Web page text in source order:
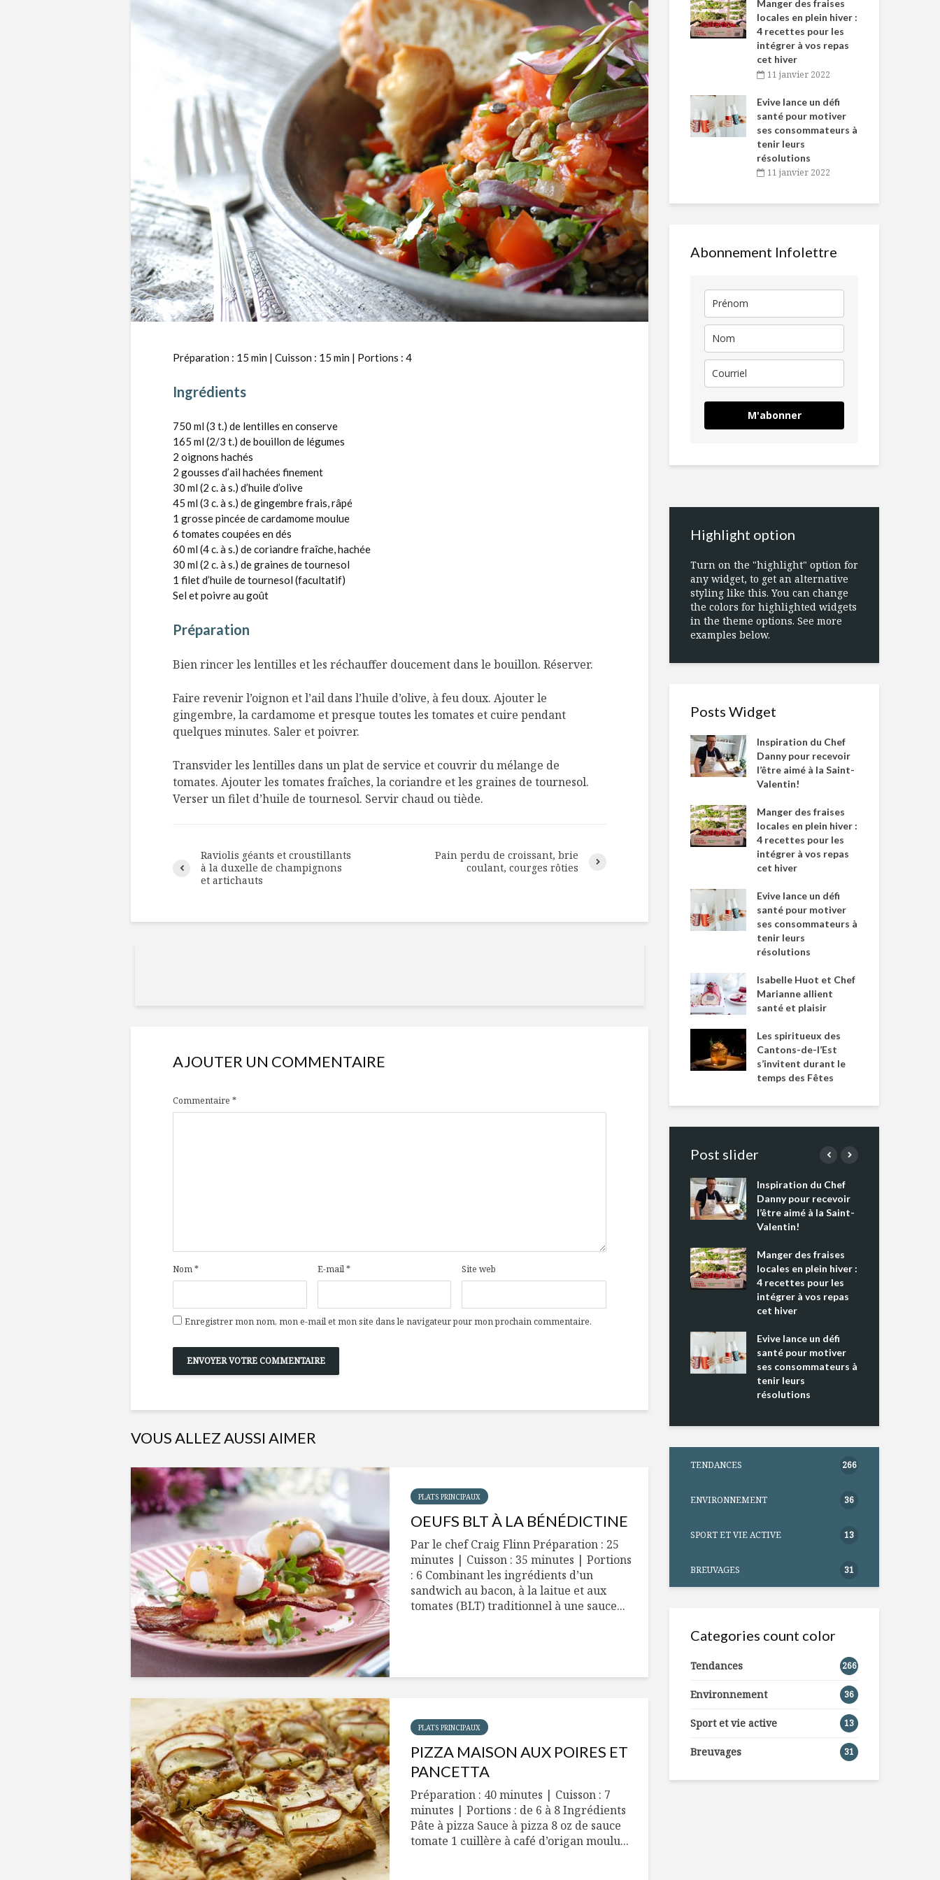
Préparation : 15 min | Cuisson : 15 min | Portions : 4
Ingrédients
750 ml (3 t.) de lentilles en conserve
165 ml (2/3 t.) de bouillon de légumes
2 oignons hachés
2 gousses d’ail hachées finement
30 ml (2 c. à s.) d’huile d’olive
45 ml (3 c. à s.) de gingembre frais, râpé
1 grosse pincée de cardamome moulue
6 tomates coupées en dés
60 ml (4 c. à s.) de coriandre fraîche, hachée
30 ml (2 c. à s.) de graines de tournesol
1 filet d’huile de tournesol (facultatif)
Sel et poivre au goût
Préparation
Bien rincer les lentilles et les réchauffer doucement dans le bouillon. Réserver.
Faire revenir l’oignon et l’ail dans l’huile d’olive, à feu doux. Ajouter le
gingembre, la cardamome et presque toutes les tomates et cuire pendant
quelques minutes. Saler et poivrer.
Transvider les lentilles dans un plat de service et couvrir du mélange de
tomates. Ajouter les tomates fraîches, la coriandre et les graines de tournesol.
Verser un filet d’huile de tournesol. Servir chaud ou tiède.
Raviolis géants et croustillants
à la duxelle de champignons
et artichauts
Pain perdu de croissant, brie
coulant, courges rôties
AJOUTER UN COMMENTAIRE
Commentaire *
Nom* E-mail* Site web
Enregistrer mon nom, mon e-mail et mon site dans le navigateur pour mon prochain commentaire.
VOUS ALLEZ AUSSI AIMER
PLATS PRINCIPAUX
OEUFS BLT À LA BÉNÉDICTINE
Par le chef Craig Flinn Préparation : 25
minutes | Cuisson : 35 minutes | Portions
: 6 Combinant les ingrédients d’un
sandwich au bacon, à la laitue et aux
tomates (BLT) traditionnel à une sauce...
PLATS PRINCIPAUX
PIZZA MAISON AUX POIRES ET
PANCETTA
Préparation : 40 minutes | Cuisson : 7
minutes | Portions : de 6 à 8 Ingrédients
Pâte à pizza Sauce à pizza 8 oz de sauce
tomate 1 cuillère à café d’origan moulu...
Manger des fraises
locales en plein hiver :
4 recettes pour les
intégrer à vos repas
cet hiver
11 janvier 2022
Evive lance un défi
santé pour motiver
ses consommateurs à
tenir leurs
résolutions
11 janvier 2022
Cantons-de-l’Est
s’invitent durant le
temps des Fêtes
25 novembre 2021
Tout baigne dans
l’huile… de Caméline
pour Chantal Van
Winden
25 novembre 2021
Manger des fraises
locales en plein hiver :
4 recettes pour les
intégrer à vos repas
cet hiver
11 janvier 2022
Evive lance un défi
santé pour motiver
ses consommateurs à
tenir leurs
résolutions
11 janvier 2022
Abonnement Infolettre
M'abonner
Highlight option
Turn on the "highlight" option for
any widget, to get an alternative
styling like this. You can change
the colors for highlighted widgets
in the theme options. See more
examples below.
Posts Widget
Inspiration du Chef
Danny pour recevoir
l’être aimé à la Saint-
Valentin!
Manger des fraises
locales en plein hiver :
4 recettes pour les
intégrer à vos repas
cet hiver
Evive lance un défi
santé pour motiver
ses consommateurs à
tenir leurs
résolutions
Isabelle Huot et Chef
Marianne allient
santé et plaisir
Les spiritueux des
Cantons-de-l’Est
s’invitent durant le
temps des Fêtes
Post slider
Cantons-de-l’Est
s’invitent durant le
temps des Fêtes
Tout baigne dans
l’huile… de Caméline
Le snacking 2 : Une
10 aliments riches en
vitamine D
Inspiration du Chef
Danny pour recevoir
l’être aimé à la Saint-
Valentin!
Manger des fraises
locales en plein hiver :
4 recettes pour les
intégrer à vos repas
cet hiver
Evive lance un défi
santé pour motiver
ses consommateurs à
tenir leurs
résolutions
TENDANCES 266
ENVIRONNEMENT 36
SPORT ET VIE ACTIVE 13
BREUVAGES 31
Categories count color
Tendances 266
Environnement 36
Sport et vie active 13
Breuvages 31
La beauté par les
Merci maman
Producteur d’ici :
Ferme Jules Côté